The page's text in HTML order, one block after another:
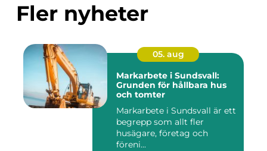
Fler nyheter
05. aug
Markarbete i Sundsvall:
Grunden för hållbara hus
och tomter
Markarbete i Sundsvall är ett
begrepp som allt fler
husägare, företag och
föreni...